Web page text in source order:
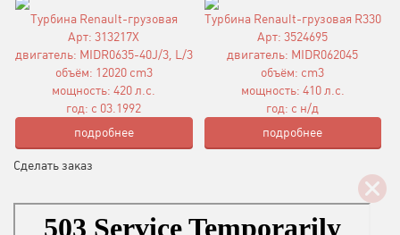
Турбина Renault-грузовая
Арт: 313217X
двигатель: MIDR0635-40J/3, L/3
объём: 12020 cm3
мощность: 420 л.с.
год: с 03.1992
подробнее
Турбина Renault-грузовая R330
Арт: 3524695
двигатель: MIDR062045
объём: cm3
мощность: 410 л.с.
год: с н/д
подробнее
Сделать заказ